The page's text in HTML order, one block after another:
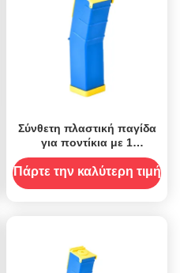
Σύνθετη πλαστική παγίδα
για ποντίκια με 1
χωρητικότητα και καμία
πηγή ρεύματος
Πάρτε την καλύτερη τιμή